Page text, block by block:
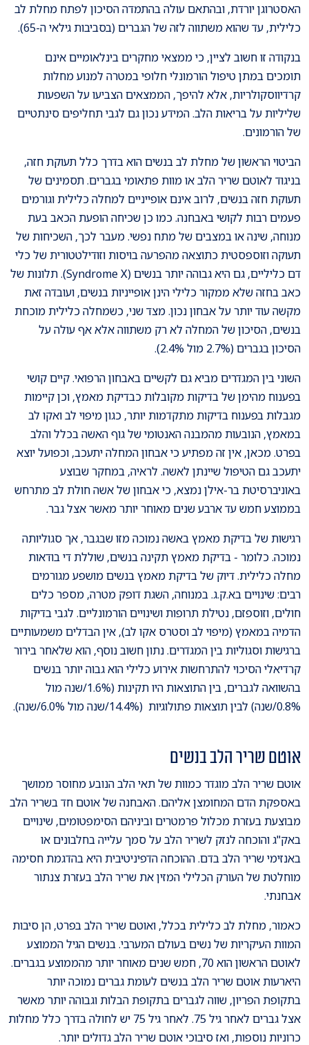
האסטרוגן יורדת, ובהתאם עולה בהתמדה הסיכון לפתח מחלת לב
כלילית, עד שהוא משתווה לזה של הגברים (בסביבות גילאי ה-65).
בנקודה זו חשוב לציין, כי ממצאי מחקרים בינלאומיים אינם
תומכים במתן טיפול הורמונלי חלופי במטרה למנוע מחלות
קרדיווסקולריות, אלא להיפך, הממצאים הצביעו על השפעות
שליליות על בריאות הלב. המידע נכון גם לגבי תחליפים סינתטיים
של הורמונים.
הביטוי הראשון של מחלת לב בנשים הוא בדרך כלל תעוקת חזה,
בניגוד לאוטם שריר הלב או מוות פתאומי בגברים. תסמינים של
תעוקת חזה בנשים, לרוב אינם אופייניים למחלה כלילית וגורמים
פעמים רבות לקושי באבחנה. כמו כן שכיחה הופעת הכאב בעת
מנוחה, שינה או במצבים של מתח נפשי. מעבר לכך, השכיחות של
תעוקה וזוספסטית כתוצאה מהפרעה בויסות וזודילטטורית של כלי
דם כליליים, גם היא גבוהה יותר בנשים (Syndrome X). תלונות של
כאב בחזה שלא ממקור כלילי הינן אופייניות בנשים, ועובדה זאת
מקשה עוד יותר על אבחון נכון. מצד שני, כשמחלה כלילית מוכחת
בנשים, הסיכון של המחלה לא רק משתווה אלא אף עולה על
הסיכון בגברים (2.7% מול 2.4%).
השוני בין המגדרים מביא גם לקשיים באבחון הרפואי. קיים קושי
בפענוח מהימן של בדיקות מקובלות כבדיקת מאמץ, וכן קיימות
מגבלות בפענוח בדיקות מתקדמות יותר, כגון מיפוי לב ואקו לב
במאמץ, הנובעות מהמבנה האנטומי של גוף האשה בכלל והלב
בפרט. מכאן, אין זה מפתיע כי אבחון המחלה יתעכב, וכפועל יוצא
יתעכב גם הטיפול שיינתן לאשה. לראיה, במחקר שבוצע
באוניברסיטת בר-אילן נמצא, כי אבחון של אשה חולת לב מתרחש
בממוצע חמש עד ארבע שנים מאוחר יותר מאשר אצל גבר.
רגישות של בדיקת מאמץ באשה נמוכה מזו שבגבר, אך סגוליותה
נמוכה. כלומר - בדיקת מאמץ תקינה בנשים, שוללת די בודאות
מחלה כלילית. דיוק של בדיקת מאמץ בנשים מושפע מגורמים
רבים: שינויים בא.ק.ג. במנוחה, השגת דופק מטרה, מספר כלים
חולים, וזוספזם, נטילת תרופות ושינויים הורמונליים. לגבי בדיקות
הדמיה במאמץ (מיפוי לב וסטרס אקו לב), אין הבדלים משמעותיים
ברגישות וסגוליות בין המגדרים. נתון חשוב נוסף, הוא שלאחר בירור
קרדיאלי הסיכוי להתרחשות אירוע כלילי הוא גבוה יותר בנשים
בהשוואה לגברים, בין התוצאות היו תקינות (1.6%/שנה מול
0.8%/שנה) לבין תוצאות פתולוגיות (14.4%/שנה מול 6.0%/שנה).
אוטם שריר הלב בנשים
אוטם שריר הלב מוגדר כמוות של תאי הלב הנובע מחוסר ממושך
באספקת הדם המחומצן אליהם. האבחנה של אוטם חד בשריר הלב
מבוצעת בעזרת מכלול פרמטרים וביניהם הסימפטומים, שינויים
באק"ג והוכחה לנזק לשריר הלב על סמך עלייה בחלבונים או
באנזימי שריר הלב בדם. ההוכחה הדפיניטיבית היא בהדגמת חסימה
מוחלטת של העורק הכלילי המזין את שריר הלב בעזרת צנתור
אבחנתי.
כאמור, מחלת לב כלילית בכלל, ואוטם שריר הלב בפרט, הן סיבות
המוות העיקריות של נשים בעולם המערבי. בנשים הגיל הממוצע
לאוטם הראשון הוא 70, חמש שנים מאוחר יותר מהממוצע בגברים.
היארעות אוטם שריר הלב בנשים לעומת גברים נמוכה יותר
בתקופת הפריון, שווה לגברים בתקופת הבלות וגבוהה יותר מאשר
אצל גברים לאחר גיל 75. לאחר גיל 75 יש לחולה בדרך כלל מחלות
כרוניות נוספות, ואז סיבוכי אוטם שריר הלב גדולים יותר.